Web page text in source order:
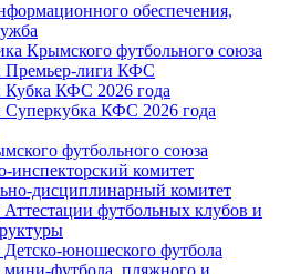
обеспечения,
Крымского футбольного союза
Премьер-лиги КФС
Кубка КФС 2026 года
Суперкубка КФС 2026 года
футбольного союза
инспекторский комитет
дисциплинарный комитет
футбольных клубов и
юношеского футбола
мини-футбола, пляжного и